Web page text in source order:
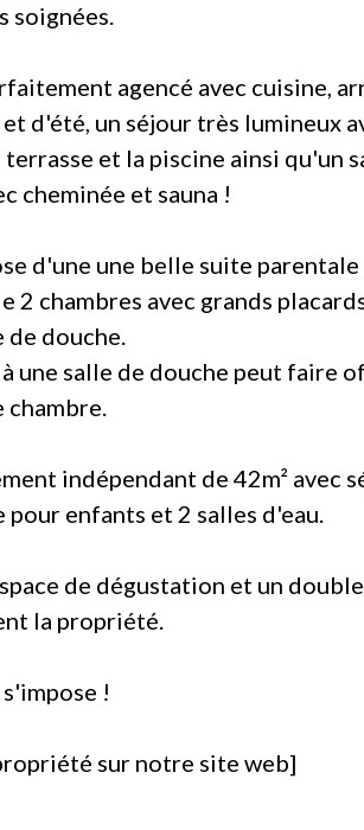
soignées.
agencé avec cuisine,
d'été, un séjour très lumineux
et la piscine ainsi qu'un
cheminée et sauna !
d'une une belle suite parentale
2 chambres avec grands
de douche.
une salle de douche peut faire
chambre.
indépendant de 42m² avec
enfants et 2 salles d'eau.
de dégustation et un
la propriété.
!
sur notre site web]